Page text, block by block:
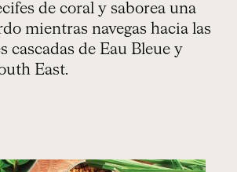
de coral y saborea una
mientras navegas hacia las
cascadas de Eau Bleue y
East.